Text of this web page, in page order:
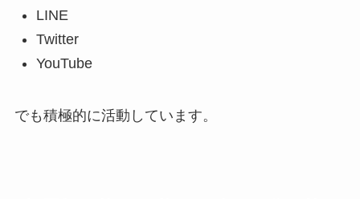
LINE
Twitter
YouTube
でも積極的に活動しています。